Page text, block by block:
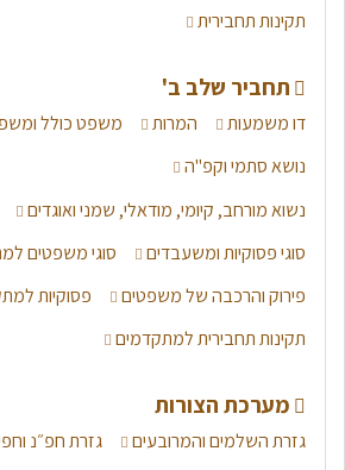
תקינות תחבירית
תחביר שלב ב'
דו משמעות המרות
משפט כולל
נושא סתמי וקפ"ה
נשוא מורחב, קיומי, מודאלי, שמני ואוגדים
סוגי פסוקיות ומשעבדים
סוגי משפטים
פירוק והרכבה של משפטים
פסוקיות
תקינות תחבירית למתקדמים
מערכת הצורות
גזרת השלמים והמרובעים
גזרת חפ״נ